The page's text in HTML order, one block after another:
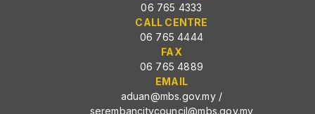
06 765 4333
CALL CENTRE
06 765 4444
FAX
06 765 4889
EMAIL
aduan@mbs.gov.my/
serembancitycouncil@mbs.gov.my